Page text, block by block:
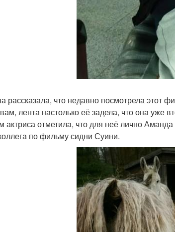
рассказала, что недавно посмотрела этот
лента настолько её задела, что она
актриса отметила, что для неё лично
по фильму сидни Суини.